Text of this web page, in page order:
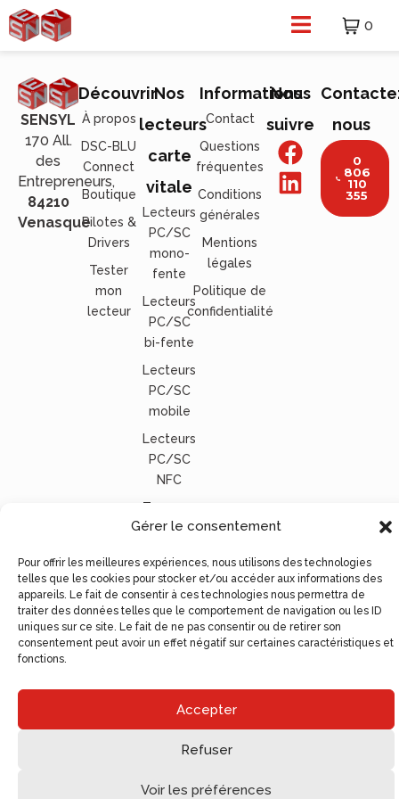
Gérer le consentement
Pour offrir les meilleures expériences, nous utilisons des technologies
telles que les cookies pour stocker et/ou accéder aux informations des
appareils. Le fait de consentir à ces technologies nous permettra de
traiter des données telles que le comportement de navigation ou les ID
uniques sur ce site. Le fait de ne pas consentir ou de retirer son
consentement peut avoir un effet négatif sur certaines caractéristiques et
fonctions.
Accepter
Refuser
Voir les préférences
0
SENSYL
170 All.
des
Entrepreneurs,
84210
Venasque
Découvrir
À propos
DSC-BLU
Connect
Boutique
Pilotes &
Drivers
Tester
mon
lecteur
Nos
lecteurs
carte
vitale
Lecteurs
PC/SC
mono-
fente
Lecteurs
PC/SC
bi-fente
Lecteurs
PC/SC
mobile
Lecteurs
PC/SC
NFC
Tous nos
lecteurs
vitale
Informations
Contact
Questions
fréquentes
Conditions
générales
Mentions
légales
Politique de
confidentialité
Nous
suivre
nous
0
806
110
355
© Ugocom Paris – Avignon Création Site Internet –
Agence de Communication